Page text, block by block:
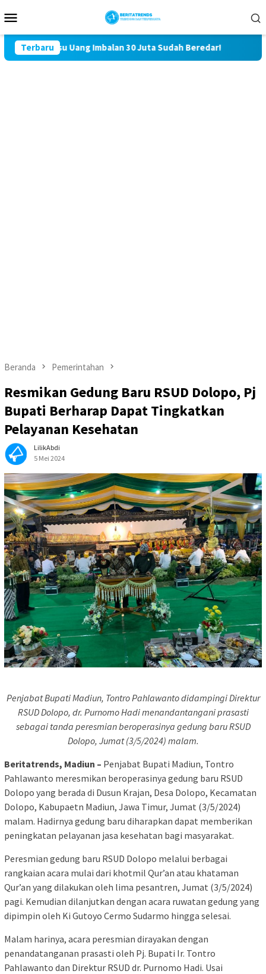
ke
Mobile
Terbaru
Imbalan 30 Juta Sudah Beredar! Kasus Saling
Beranda Pemerintahan
Resmikan Gedung Baru RSUD Dolopo, Pj
Bupati Berharap Dapat Tingkatkan
Pelayanan Kesehatan
LilikAbdi
5 Mei 2024
Penjabat Bupati Madiun, Tontro Pahlawanto didampingi Direktur
RSUD Dolopo, dr. Purnomo Hadi menandantangani prasasti
sebagai tanda peresmian beroperasinya gedung baru RSUD
Dolopo, Jumat (3/5/2024) malam.
Beritatrends, Madiun – Penjabat Bupati Madiun, Tontro
Pahlawanto meresmikan beroperasinya gedung baru RSUD
Dolopo yang berada di Dusun Krajan, Desa Dolopo, Kecamatan
Dolopo, Kabupaetn Madiun, Jawa Timur, Jumat (3/5/2024)
malam. Hadirnya gedung baru diharapkan dapat memberikan
peningkatan pelayanan jasa kesehatan bagi masyarakat.
Peresmian gedung baru RSUD Dolopo melalui berbagai
rangkaian acara mulai dari khotmil Qur’an atau khataman
Qur’an yang dilakukan oleh lima pesantren, Jumat (3/5/2024)
pagi. Kemudian dilanjutkan dengan acara ruwatan gedung yang
dipimpin oleh Ki Gutoyo Cermo Sudarmo hingga selesai.
Malam harinya, acara peresmian dirayakan dengan
penandatanganan prasasti oleh Pj. Bupati Ir. Tontro
Pahlawanto dan Direktur RSUD dr. Purnomo Hadi. Usai